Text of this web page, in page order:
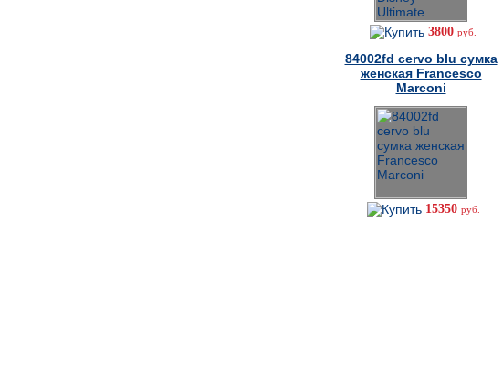
3800 руб.
84002fd cervo blu сумка
женская Francesco
Marconi
15350 руб.